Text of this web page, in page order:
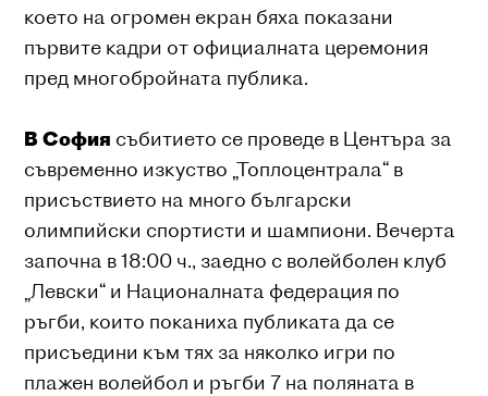
което на огромен екран бяха показани
първите кадри от официалната церемония
пред многобройната публика.
В София събитието се проведе в Центъра за
съвременно изкуство „Топлоцентрала“ в
присъствието на много български
олимпийски спортисти и шампиони. Вечерта
започна в 18:00 ч., заедно с волейболен клуб
„Левски“ и Националната федерация по
ръгби, които поканиха публиката да се
присъедини към тях за няколко игри по
плажен волейбол и ръгби 7 на поляната в